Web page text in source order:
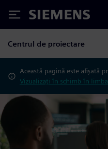
Siemens
Centrul de proiectare
Această pagină este afișată
Vizualizați în schimb în limba